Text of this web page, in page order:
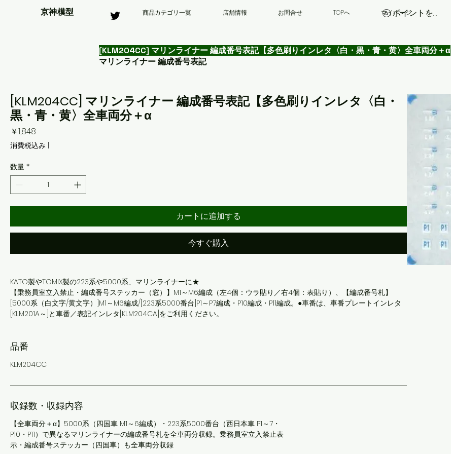
京神模型 ポイントを表示
商品カテゴリ一覧 店舗情報 お問合せ TOPへ マイページ
[KLM204CC] マリンライナー 編成番号表記【多色刷りインレタ〈白・黒・青・黄〉全車両分＋α
マリンライナー 編成番号表記
[KLM204CC] マリンライナー 編成番号表記【多色刷りインレタ〈白・
黒・青・黄〉全車両分＋α
￥1,848
格
消費税込み
数量 *
カートに追加する
今すぐ購入
KATO製やTOMIX製の223系や5000系、マリンライナーに★
【乗務員室立入禁止・編成番号ステッカー（窓）】M1～M6編成（左4個：ウラ貼り／右4個：表貼り）、【編成番号札】
[5000系（白文字/黄文字）]M1～M6編成/[223系5000番台]P1～P7編成・P10編成・P11編成。●車番は、車番プレートインレタ
[KLM201A～]と車番／表記インレタ[KLM204CA]をご利用ください。
品番
KLM204CC
収録数・収録内容
【全車両分＋α】5000系（四国車 M1～6編成）・223系5000番台（西日本車 P1～7・
P10・P11）で異なるマリンライナーの編成番号札を全車両分収録。乗務員室立入禁止表
示・編成番号ステッカー（四国車）も全車両分収録